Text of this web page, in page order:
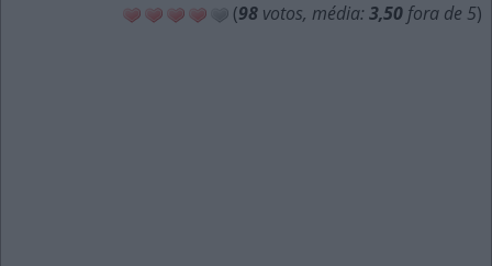
(98 votos, média: 3,50 fora de 5)